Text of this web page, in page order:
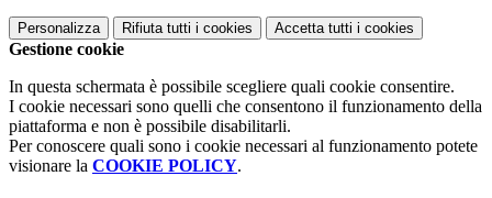
Personalizza Rifiuta tutti i cookies Accetta tutti i cookies
Gestione cookie
In questa schermata è possibile scegliere quali cookie consentire.
I cookie necessari sono quelli che consentono il funzionamento della
piattaforma e non è possibile disabilitarli.
Per conoscere quali sono i cookie necessari al funzionamento potete
visionare la COOKIE POLICY.